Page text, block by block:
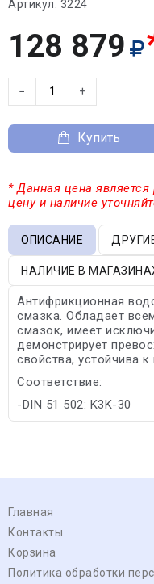
Артикул: 3224
128 879
− +
Купить
* Данная цена
цену и наличие
ОПИСАНИЕ
НАЛИЧИЕ В
Антифрикционная
смазка. Обладает
смазок, имеет
демонстрирует
свойства, устойчива
Соответствие:
-DIN 51 502: K3K-30
Главная
Контакты
Корзина
Политика обработки